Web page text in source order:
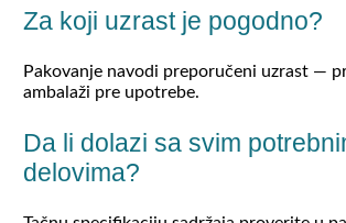
Za koji uzrast je pogodno?
Pakovanje navodi preporučeni uzrast —
ambalaži pre upotrebe.
Da li dolazi sa svim
delovima?